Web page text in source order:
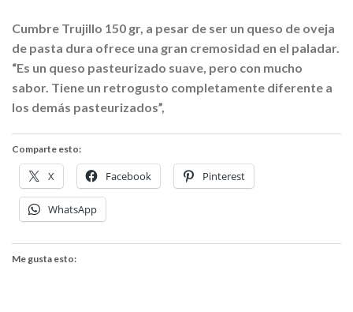
Cumbre Trujillo 150 gr, a pesar de ser un queso de oveja
de pasta dura ofrece una gran cremosidad en el paladar.
“Es un queso pasteurizado suave, pero con mucho
sabor. Tiene un retrogusto completamente diferente a
los demás pasteurizados”,
Comparte esto:
X Facebook Pinterest
WhatsApp
Me gusta esto: